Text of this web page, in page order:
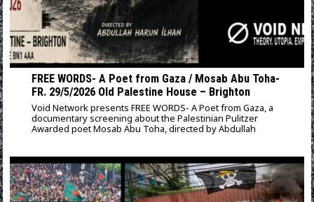
FREE WORDS- A Poet from Gaza / Mosab Abu Toha-
FR. 29/5/2026 Old Palestine House – Brighton
Void Network presents FREE WORDS- A Poet from Gaza, a
documentary screening about the Palestinian Pulitzer
Awarded poet Mosab Abu Toha, directed by Abdullah